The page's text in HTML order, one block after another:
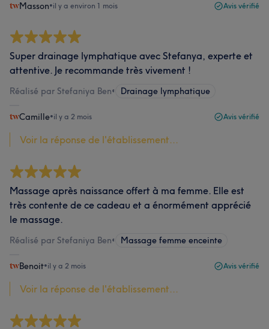
Masson•il y a environ 1 mois Avis vérifié
Super drainage lymphatique avec Stefanya, experte et
attentive. Je recommande très vivement !
Réalisé par Stefaniya Ben• Drainage lymphatique
Camille•il y a 2 mois Avis vérifié
Voir la réponse de l'établissement...
Massage après naissance offert à ma femme. Elle est
très contente de ce cadeau et a énormément apprécié
le massage.
Réalisé par Stefaniya Ben• Massage femme enceinte
Benoit•il y a 2 mois Avis vérifié
Voir la réponse de l'établissement...